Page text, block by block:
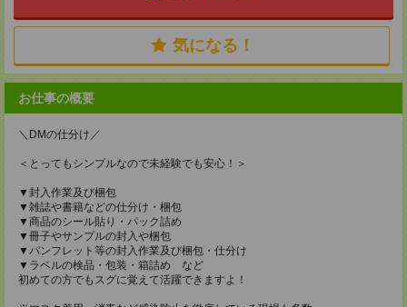
気になる！
お仕事の概要
＼DMの仕分け／
＜とってもシンプルなので未経験でも安心！＞
▼封入作業及び梱包
▼雑誌や書籍などの仕分け・梱包
▼商品のシール貼り・パック詰め
▼冊子やサンプルの封入や梱包
▼パンフレット等の封入作業及び梱包・仕分け
▼ラベルの検品・包装・箱詰め など
初めての方でもスグに覚えて活躍できますよ！